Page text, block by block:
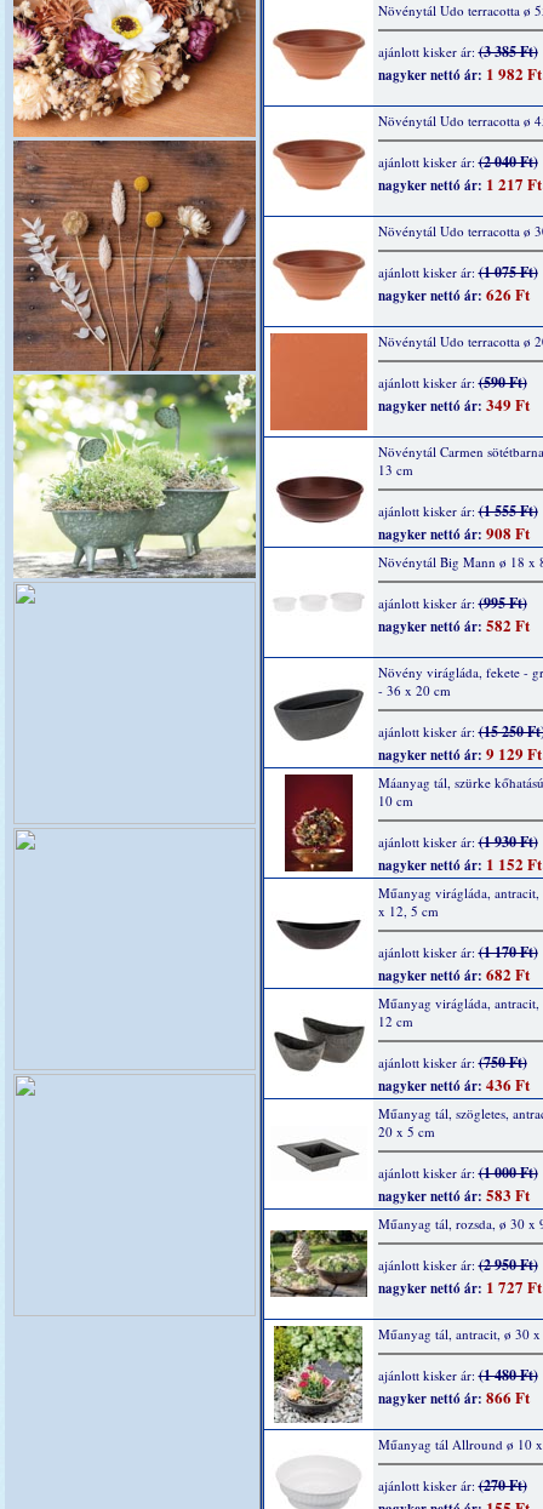
Növénytál Udo terracotta ø
ajánlott kisker ár:(3 385 Ft)
nagyker nettó ár: 1 982 Ft
Növénytál Udo terracotta ø
ajánlott kisker ár:(2 040 Ft)
nagyker nettó ár: 1 217 Ft
Növénytál Udo terracotta ø
ajánlott kisker ár:(1 075 Ft)
nagyker nettó ár: 626 Ft
Növénytál Udo terracotta ø
ajánlott kisker ár:(590 Ft)
nagyker nettó ár: 349 Ft
Növénytál Carmen
13 cm
ajánlott kisker ár:(1 555 Ft)
nagyker nettó ár: 908 Ft
Növénytál Big Mann ø 18 x
ajánlott kisker ár:(995 Ft)
nagyker nettó ár: 582 Ft
Növény virágláda, fekete -
- 36 x 20 cm
ajánlott kisker ár:(15 250
nagyker nettó ár: 9 129 Ft
Máanyag tál, szürke
10 cm
ajánlott kisker ár:(1 930 Ft)
nagyker nettó ár: 1 152 Ft
Műanyag virágláda,
x 12, 5 cm
ajánlott kisker ár:(1 170 Ft)
nagyker nettó ár: 682 Ft
Műanyag virágláda,
12 cm
ajánlott kisker ár:(750 Ft)
nagyker nettó ár: 436 Ft
Műanyag tál, szögletes,
20 x 5 cm
ajánlott kisker ár:(1 000 Ft)
nagyker nettó ár: 583 Ft
Műanyag tál, rozsda, ø 30 x
ajánlott kisker ár:(2 950 Ft)
nagyker nettó ár: 1 727 Ft
Műanyag tál, antracit, ø 30
ajánlott kisker ár:(1 480 Ft)
nagyker nettó ár: 866 Ft
Műanyag tál Allround ø 10
ajánlott kisker ár:(270 Ft)